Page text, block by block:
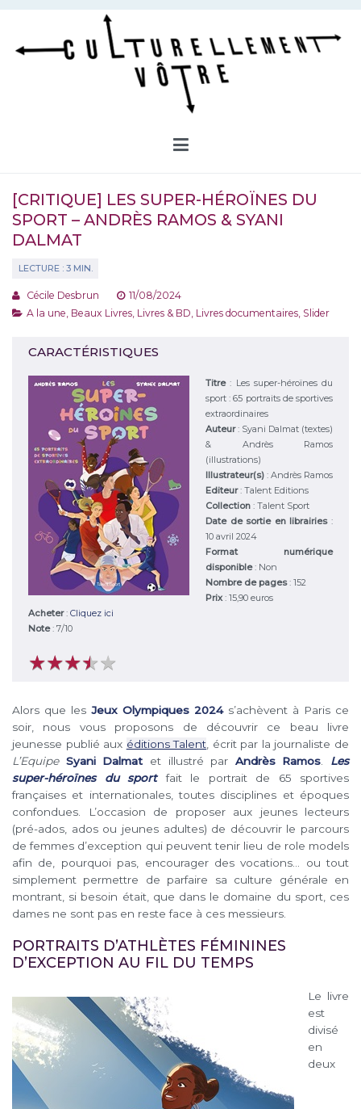
Aller
contenu
[CRITIQUE] LES SUPER-HÉROÏNES DU
SPORT – ANDRÈS RAMOS & SYANI
DALMAT
Cécile Desbrun
11/08/2024
A la une Beaux Livres Livres & BD Livres documentaires Slider
CARACTÉRISTIQUES
Titre: Les super-héroïnes du
sport : 65 portraits de sportives
extraordinaires
Auteur: Syani Dalmat (textes)
& Andrès Ramos
(illustrations)
Illustrateur(s) : Andrès Ramos
Editeur: Talent Editions
Collection : Talent Sport
Date de sortie en librairies :
10 avril 2024
Format numérique
disponible: Non
Nombre de pages: 152
Prix: 15,90 euros
Acheter: Cliquez ici
Note: 7/10
★★★★★
★★★★★
Alors que les Jeux Olympiques 2024s’achèvent à Paris ce
soir, nous vous proposons de découvrir ce beau livre
jeunesse publié aux éditions Talent , écrit par la journaliste de
L’Equipe Syani Dalmat et illustré par Andrès Ramos
Les
super-héroïnes du sportfait le portrait de 65 sportives
françaises et internationales, toutes disciplines et époques
confondues. L’occasion de proposer aux jeunes lecteurs
(pré-ados, ados ou jeunes adultes) de découvrir le parcours
de femmes d’exception qui peuvent tenir lieu de role models
afin de, pourquoi pas, encourager des vocations… ou tout
simplement permettre de parfaire sa culture générale en
montrant, si besoin était, que dans le domaine du sport, ces
dames ne sont pas en reste face à ces messieurs.
PORTRAITS D’ATHLÈTES FÉMININES
D’EXCEPTION AU FIL DU TEMPS
Le livre
est
divisé
en
deux